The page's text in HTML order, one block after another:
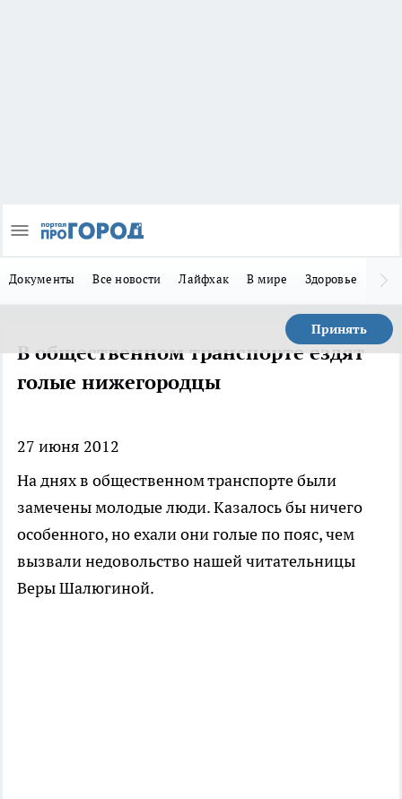
Документы Все новости Лайфхак В мире Здоровье
Принять
В общественном транспорте ездят
голые нижегородцы
27 июня 2012
На днях в общественном транспорте были
замечены молодые люди. Казалось бы ничего
особенного, но ехали они голые по пояс, чем
вызвали недовольство нашей читательницы
Веры Шалюгиной.